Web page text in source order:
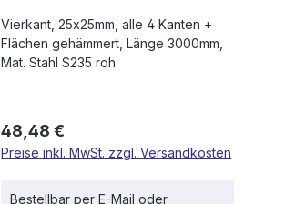
Vierkant, 25x25mm, alle 4 Kanten +
Flächen gehämmert, Länge 3000mm,
Mat. Stahl S235 roh
Regulärer Preis:
48,48 €
Preise inkl. MwSt. zzgl. Versandkosten
Bestellbar per E-Mail oder